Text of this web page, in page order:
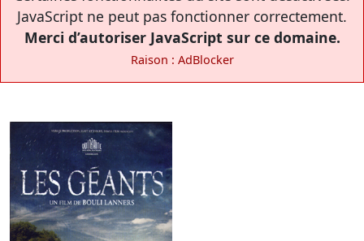
JavaScript ne peut pas fonctionner correctement.
Merci d’autoriser JavaScript sur ce domaine.
Raison : AdBlocker